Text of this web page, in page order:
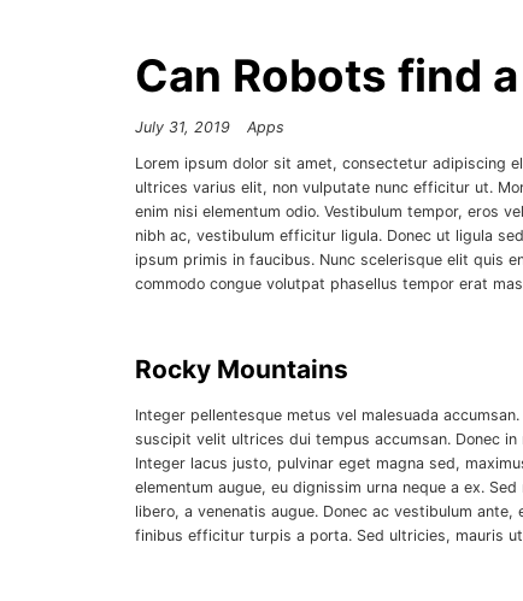
Can Robots find
July 31, 2019
Apps
Lorem ipsum dolor sit amet, consectetur adipiscing
ultrices varius elit, non vulputate nunc efficitur ut.
enim nisi elementum odio. Vestibulum tempor, eros
nibh ac, vestibulum efficitur ligula. Donec ut ligula
ipsum primis in faucibus. Nunc scelerisque elit quis
commodo congue volutpat phasellus tempor erat
Rocky Mountains
Integer pellentesque metus vel malesuada
suscipit velit ultrices dui tempus accumsan. Donec
Integer lacus justo, pulvinar eget magna sed,
elementum augue, eu dignissim urna neque a ex.
libero, a venenatis augue. Donec ac vestibulum
finibus efficitur turpis a porta. Sed ultricies, mauris